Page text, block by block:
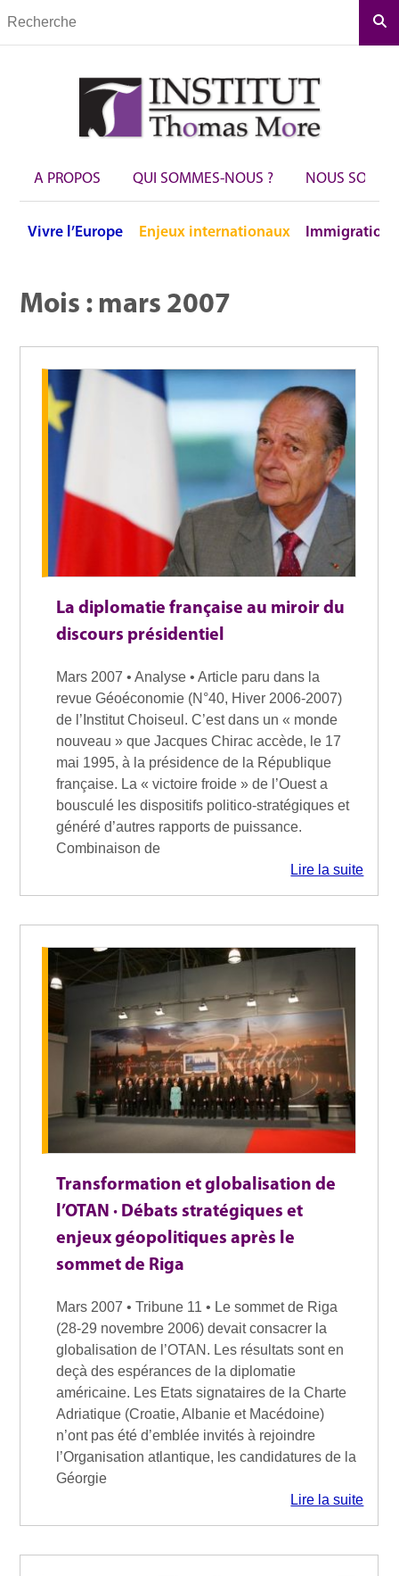
A PROPOS QUI SOMMES-NOUS ? NOUS
Vivre l’Europe Enjeux internationaux Immigration
Mois : mars 2007
La diplomatie française au miroir du
discours présidentiel
Mars 2007 • Analyse • Article paru dans la
revue Géoéconomie (N°40, Hiver 2006-2007)
de l’Institut Choiseul. C’est dans un « monde
nouveau » que Jacques Chirac accède, le 17
mai 1995, à la présidence de la République
française. La « victoire froide » de l’Ouest a
bousculé les dispositifs politico-stratégiques et
généré d’autres rapports de puissance.
Combinaison de
Lire la suite
Transformation et globalisation de
l’OTAN · Débats stratégiques et
enjeux géopolitiques après le
sommet de Riga
Mars 2007 • Tribune 11 • Le sommet de Riga
(28-29 novembre 2006) devait consacrer la
globalisation de l’OTAN. Les résultats sont en
deçà des espérances de la diplomatie
américaine. Les Etats signataires de la Charte
Adriatique (Croatie, Albanie et Macédoine)
n’ont pas été d’emblée invités à rejoindre
l’Organisation atlantique, les candidatures de la
Géorgie
Lire la suite